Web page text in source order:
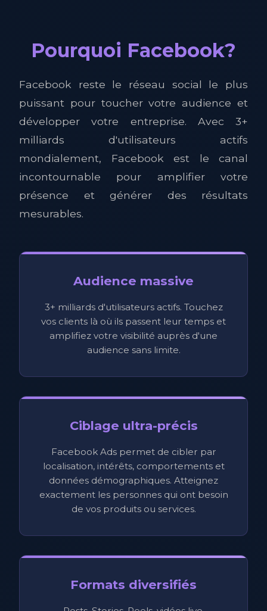
Pourquoi Facebook?
Facebook reste le réseau social le plus
puissant pour toucher votre audience et
développer votre entreprise. Avec 3+
milliards d'utilisateurs actifs
mondialement, Facebook est le canal
incontournable pour amplifier votre
présence et générer des résultats
mesurables.
Audience massive
3+ milliards d'utilisateurs actifs. Touchez
vos clients là où ils passent leur temps et
amplifiez votre visibilité auprès d'une
audience sans limite.
Ciblage ultra-précis
Facebook Ads permet de cibler par
localisation, intérêts, comportements et
données démographiques. Atteignez
exactement les personnes qui ont besoin
de vos produits ou services.
Formats diversifiés